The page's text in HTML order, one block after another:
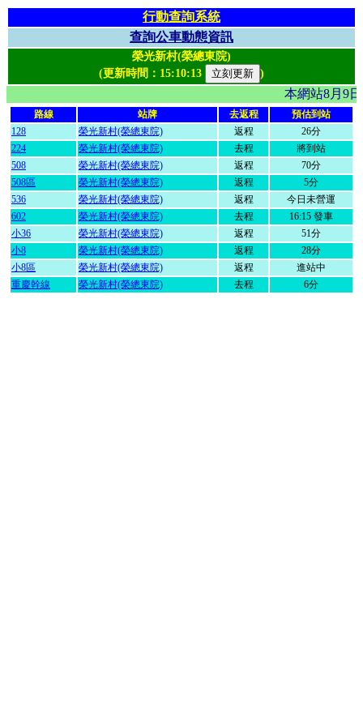
行動查詢系統
查詢公車動態資訊
榮光新村(榮總東院)
(更新時間： 15:10:13 )
本網站8月9
路線 站牌 去返程
預估到站
128
榮光新村(榮總東院) 返程
26分
224
榮光新村(榮總東院) 去程
將到站
508
榮光新村(榮總東院) 返程
70分
508區
榮光新村(榮總東院) 返程
5分
536
榮光新村(榮總東院) 返程
今日未營運
602
榮光新村(榮總東院) 去程
16:15 發車
小36
榮光新村(榮總東院) 返程
51分
小8
榮光新村(榮總東院) 返程
28分
小8區
榮光新村(榮總東院) 返程
進站中
重慶幹線
榮光新村(榮總東院) 去程 6分